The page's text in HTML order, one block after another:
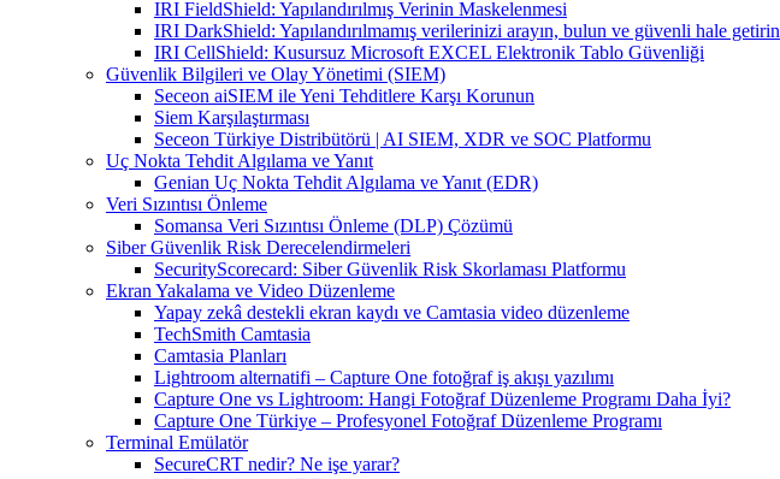
IRI FieldShield: Yapılandırılmış Verinin Maskelenmesi
IRI DarkShield: Yapılandırılmamış verilerinizi arayın, bulun ve güvenli hale getirin
IRI CellShield: Kusursuz Microsoft EXCEL Elektronik Tablo Güvenliği
Güvenlik Bilgileri ve Olay Yönetimi (SIEM)
Seceon aiSIEM ile Yeni Tehditlere Karşı Korunun
Siem Karşılaştırması
Seceon Türkiye Distribütörü | AI SIEM, XDR ve SOC Platformu
Uç Nokta Tehdit Algılama ve Yanıt
Genian Uç Nokta Tehdit Algılama ve Yanıt (EDR)
Veri Sızıntısı Önleme
Somansa Veri Sızıntısı Önleme (DLP) Çözümü
Siber Güvenlik Risk Derecelendirmeleri
SecurityScorecard: Siber Güvenlik Risk Skorlaması Platformu
Ekran Yakalama ve Video Düzenleme
Yapay zekâ destekli ekran kaydı ve Camtasia video düzenleme
TechSmith Camtasia
Camtasia Planları
Lightroom alternatifi – Capture One fotoğraf iş akışı yazılımı
Capture One vs Lightroom: Hangi Fotoğraf Düzenleme Programı Daha İyi?
Capture One Türkiye – Profesyonel Fotoğraf Düzenleme Programı
Terminal Emülatör
SecureCRT nedir? Ne işe yarar?